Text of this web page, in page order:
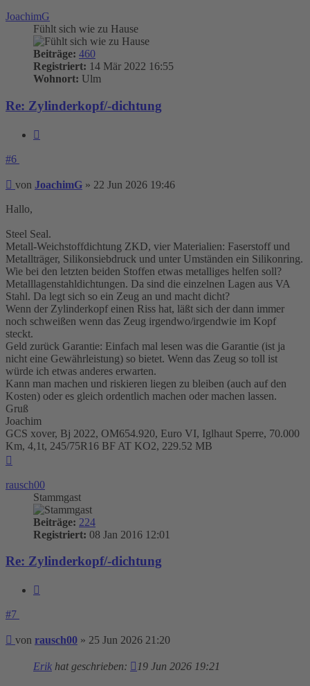
JoachimG
Fühlt sich wie zu Hause
Beiträge: 460
Registriert: 14 Mär 2022 16:55
Wohnort: Ulm
Re: Zylinderkopf/-dichtung
#6
Beitrag
von JoachimG » 22 Jun 2026 19:46
Hallo,
Steel Seal.
Metall-Weichstoffdichtung ZKD, vier Materialien: Faserstoff und
Metallträger, Silikonsiebdruck und unter Umständen ein Silikonring.
Wie bei den letzten beiden Stoffen etwas metalliges helfen soll?
Metalllagenstahldichtungen. Da sind die einzelnen Lagen aus VA
Stahl. Da legt sich so ein Zeug an und macht dicht?
Wenn der Zylinderkopf einen Riss hat, läßt sich der dann immer
noch schweißen wenn das Zeug irgendwo/irgendwie im Kopf
steckt.
Geld zurück Garantie: Einfach mal lesen was die Garantie (ist ja
nicht eine Gewährleistung) so bietet. Wenn das Zeug so toll ist
würde ich etwas anderes erwarten.
Kann man machen und riskieren liegen zu bleiben (auch auf den
Kosten) oder es gleich ordentlich machen oder machen lassen.
Gruß
Joachim
GCS xover, Bj 2022, OM654.920, Euro VI, Iglhaut Sperre, 70.000
Km, 4,1t, 245/75R16 BF AT KO2, 229.52 MB
rausch00
Stammgast
Beiträge: 224
Registriert: 08 Jan 2016 12:01
Re: Zylinderkopf/-dichtung
#7
Beitrag
von rausch00 » 25 Jun 2026 21:20
Erik hat geschrieben: 19 Jun 2026 19:21